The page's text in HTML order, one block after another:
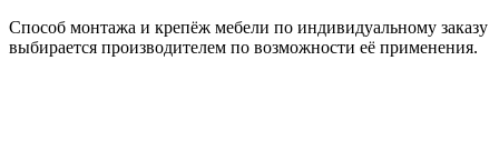
Способ монтажа и крепёж мебели по индивидуальному заказу
выбирается производителем по возможности её применения.